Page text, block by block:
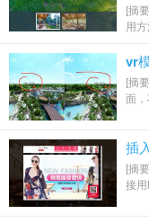
[摘
用
vr
[摘
面
插
[摘
接